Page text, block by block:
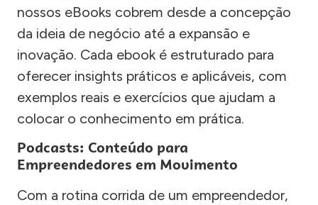
nossos eBooks cobrem desde a concepção
da ideia de negócio até a expansão e
inovação. Cada ebook é estruturado para
oferecer insights práticos e aplicáveis, com
exemplos reais e exercícios que ajudam a
colocar o conhecimento em prática.
Podcasts: Conteúdo para
Empreendedores em Movimento
Com a rotina corrida de um empreendedor,